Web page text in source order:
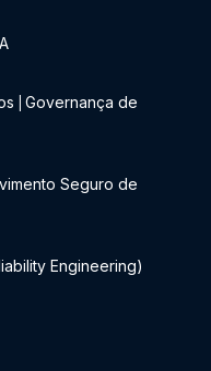
Governança de
Seguro de
Engineering)